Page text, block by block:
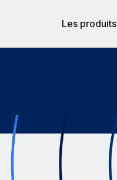
Les produits